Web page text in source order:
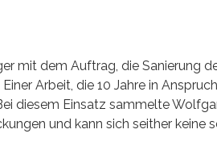
mit dem Auftrag, die Sanierung
Arbeit, die 10 Jahre in
diesem Einsatz sammelte
und kann sich seither keine